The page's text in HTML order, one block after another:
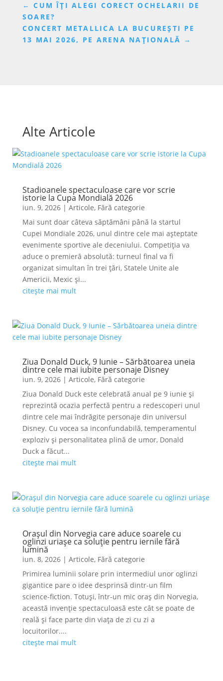
←CUM ÎȚI ALEGI CORECT OCHELARII DE
SOARE?
CONCERT METALLICA LA BUCUREȘTI PE
13 MAI 2026, PE ARENA NAȚIONALĂ →
Alte Articole
Stadioanele spectaculoase care vor scrie
istorie la Cupa Mondială 2026
iun. 9, 2026| Articole, Fără categorie
Mai sunt doar câteva săptămâni până la startul
Cupei Mondiale 2026, unul dintre cele mai așteptate
evenimente sportive ale deceniului. Competiția va
aduce o premieră absolută: turneul final va fi
organizat simultan în trei țări, Statele Unite ale
Americii, Mexic și...
citește mai mult
Ziua Donald Duck, 9 Iunie – Sărbătoarea uneia
dintre cele mai iubite personaje Disney
iun. 9, 2026| Articole, Fără categorie
Ziua Donald Duck este celebrată anual pe 9 iunie și
reprezintă ocazia perfectă pentru a redescoperi unul
dintre cele mai îndrăgite personaje din universul
Disney. Cu vocea sa inconfundabilă, temperamentul
exploziv și personalitatea plină de umor, Donald
Duck a făcut...
citește mai mult
Orașul din Norvegia care aduce soarele cu
oglinzi uriașe ca soluție pentru iernile fără
lumină
iun. 8, 2026| Articole, Fără categorie
Primirea luminii solare prin intermediul unor oglinzi
gigantice pare o idee desprinsă dintr-un film
science-fiction. Totuși, într-un mic oraș din Norvegia,
această invenție spectaculoasă este cât se poate de
reală și face parte din viața de zi cu zi a
locuitorilor....
citește mai mult